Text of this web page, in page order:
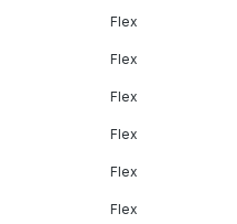
Flex
Flex
Flex
Flex
Flex
Flex